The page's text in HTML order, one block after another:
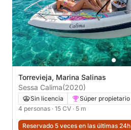
Torrevieja, Marina Salinas
Sessa Calima(2020)
Sin licencia
Súper propietario
4 personas · 15 CV · 5 m
Reservado 5 veces en las últimas 24h